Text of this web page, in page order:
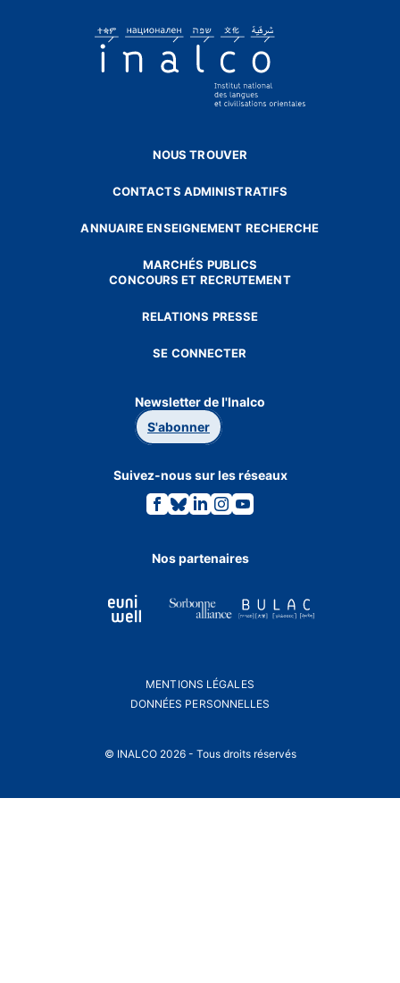
NOUS TROUVER
CONTACTS ADMINISTRATIFS
ANNUAIRE ENSEIGNEMENT RECHERCHE
MARCHÉS PUBLICS
CONCOURS ET RECRUTEMENT
RELATIONS PRESSE
SE CONNECTER
Newsletter de l'Inalco
S'abonner
Suivez-nous sur les réseaux
Lien
vers
Facebook.
Lien
vers
Bluesky.
Lien
vers
Linkedin.
Lien
vers
Instagram.
Lien
vers
Youtube.
Nos partenaires
MENTIONS LÉGALES
DONNÉES PERSONNELLES
© INALCO 2026 - Tous droits réservés